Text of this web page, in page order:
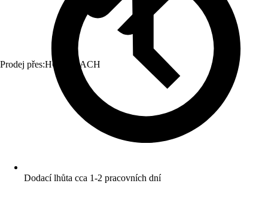
Prodej přes:HORNBACH
Dodací lhůta cca 1-2 pracovních dní